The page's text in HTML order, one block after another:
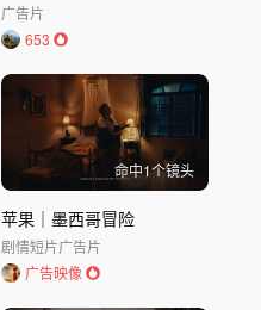
广告片
653
命中1个镜头
苹果｜墨西哥冒险
剧情短片广告片
广告映像